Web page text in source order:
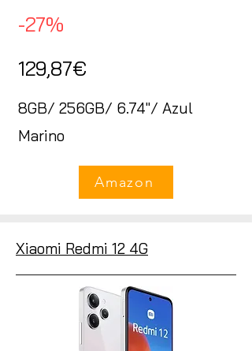
-27%
129,87€
8GB/ 256GB/ 6.74"/ Azul
Marino
Amazon
Xiaomi Redmi 12 4G